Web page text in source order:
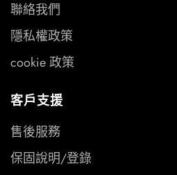
聯絡我們
隱私權政策
cookie 政策
客戶支援
售後服務
保固說明/登錄